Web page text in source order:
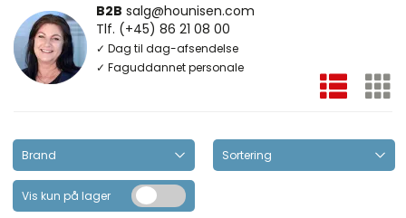
B2B salg@hounisen.com
Tlf. (+45) 86 21 08 00
✓ Dag til dag-afsendelse
✓ Faguddannet personale
Vis kun på lager